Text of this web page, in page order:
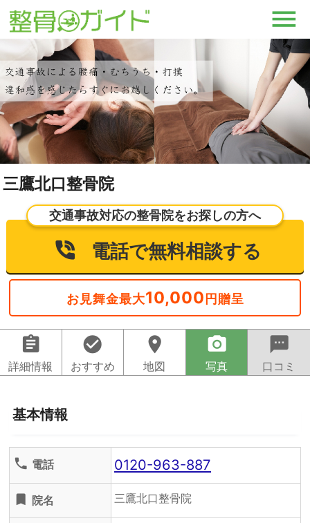
三鷹北口整骨院
交通事故対応の整骨院をお探しの方へ
電話で無料相談する
お見舞金最大10,000 円贈呈
assignment
詳細情報
check_circle
おすすめ
location_on
地図
camera_alt
写真
sms
口コミ
基本情報
phone 電話 0120-963-887
turned_in 院名 三鷹北口整骨院